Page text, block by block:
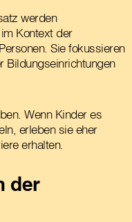
werden
Kontext der
Sie fokussieren
Bildungseinrichtungen
Wenn Kinder es
erleben sie eher
erhalten.
der